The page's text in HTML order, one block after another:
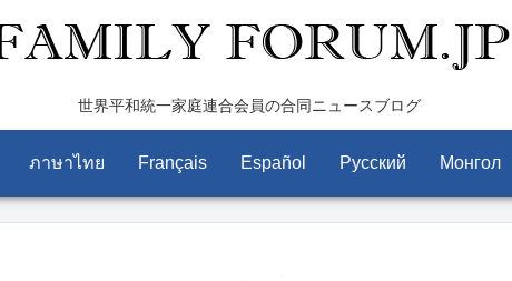
世界平和統一家庭連合会員の合同ニュースブログ
ภาษาไทย Français Español Pусский Монгол